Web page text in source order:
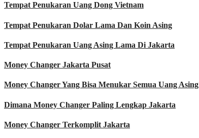
Tempat Penukaran Uang Dong Vietnam
Tempat Penukaran Dolar Lama Dan Koin Asing
Tempat Penukaran Uang Asing Lama Di Jakarta
Money Changer Jakarta Pusat
Money Changer Yang Bisa Menukar Semua Uang Asing
Dimana Money Changer Paling Lengkap Jakarta
Money Changer Terkomplit Jakarta